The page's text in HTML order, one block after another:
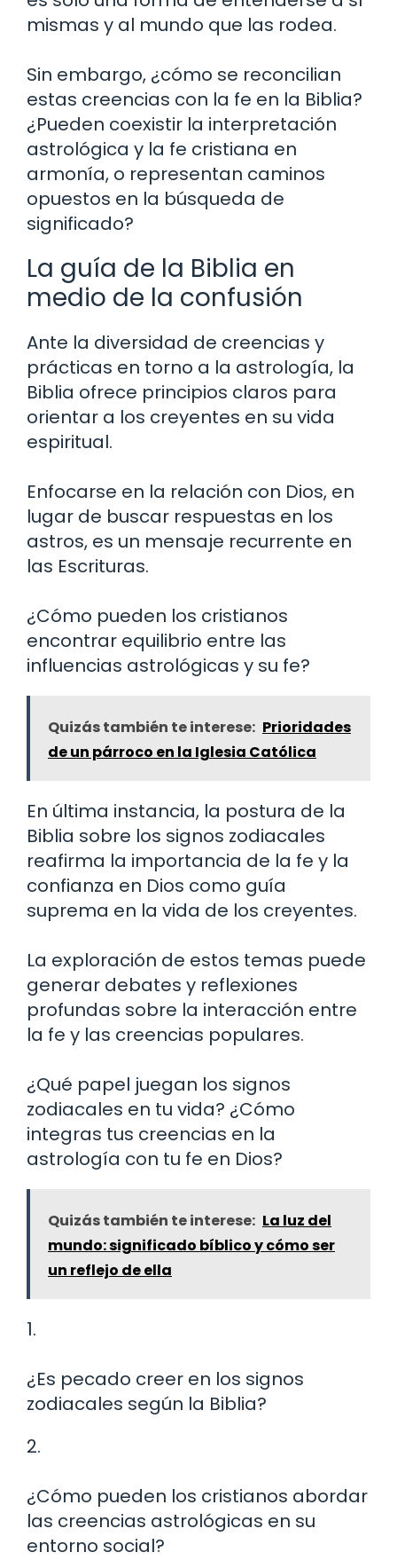
mismas y al mundo que las rodea.
Sin embargo, ¿cómo se reconcilian
estas creencias con la fe en la Biblia?
¿Pueden coexistir la interpretación
astrológica y la fe cristiana en
armonía, o representan caminos
opuestos en la búsqueda de
significado?
La guía de la Biblia en
medio de la confusión
Ante la diversidad de creencias y
prácticas en torno a la astrología, la
Biblia ofrece principios claros para
orientar a los creyentes en su vida
espiritual.
Enfocarse en la relación con Dios, en
lugar de buscar respuestas en los
astros, es un mensaje recurrente en
las Escrituras.
¿Cómo pueden los cristianos
encontrar equilibrio entre las
influencias astrológicas y su fe?
Quizás también te interese: Prioridades
de un párroco en la Iglesia Católica
En última instancia, la postura de la
Biblia sobre los signos zodiacales
reafirma la importancia de la fe y la
confianza en Dios como guía
suprema en la vida de los creyentes.
La exploración de estos temas puede
generar debates y reflexiones
profundas sobre la interacción entre
la fe y las creencias populares.
¿Qué papel juegan los signos
zodiacales en tu vida? ¿Cómo
integras tus creencias en la
astrología con tu fe en Dios?
Quizás también te interese: La luz del
mundo: significado bíblico y cómo ser
un reflejo de ella
1.
¿Es pecado creer en los signos
zodiacales según la Biblia?
2.
¿Cómo pueden los cristianos abordar
las creencias astrológicas en su
entorno social?